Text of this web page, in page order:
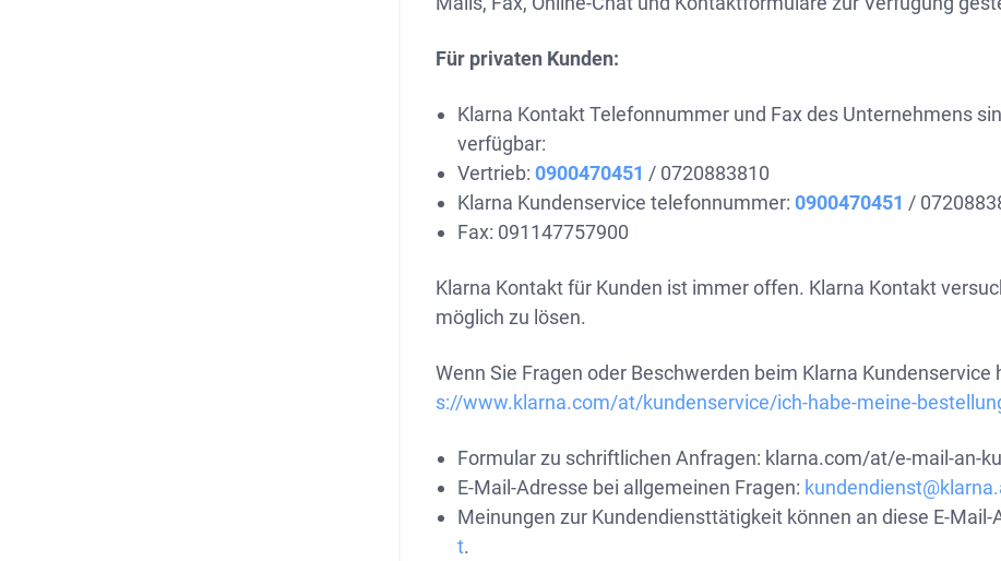
Für privaten Kunden:
Klarna Kontakt Telefonnummer und Fax des Unternehmens
verfügbar:
Vertrieb: 0900470451 / 0720883810
Klarna Kundenservice telefonnummer: 0900470451 /
Fax: 091147757900
Klarna Kontakt für Kunden ist immer offen. Klarna Kontakt
möglich zu lösen.
Wenn Sie Fragen oder Beschwerden beim Klarna
s://www.klarna.com/at/kundenservice/ich-habe-meine-
Formular zu schriftlichen Anfragen: klarna.com/at/e-mail-an-
E-Mail-Adresse bei allgemeinen Fragen:
Meinungen zur Kundendiensttätigkeit können an diese E-
t.